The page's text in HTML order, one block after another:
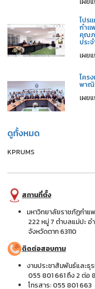
โปร
กำแ
คุณภ
ประ
เผย
โคร
พาณิ
เผย
ดูทั้งหมด
KPRUMS
สถานที่ตั้ง
มหาวิทยาลัยราชภัฏกำ
222 หมู่ 7 ตำบลแม่ปะ
จังหวัดตาก 63110
ติดต่อสอบถาม
งานประชาสัมพันธ์และธุ
055 801 661 ถึง 2 ต่อ
โทรสาร: 055 801 663